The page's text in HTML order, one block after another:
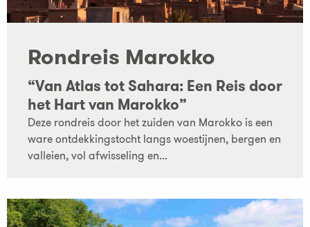
Rondreis Marokko
“Van Atlas tot Sahara: Een Reis door
het Hart van Marokko”
Deze rondreis door het zuiden van Marokko is een
ware ontdekkingstocht langs woestijnen, bergen en
valleien, vol afwisseling en...